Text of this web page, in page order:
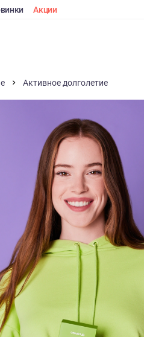
Акции
Активное долголетие